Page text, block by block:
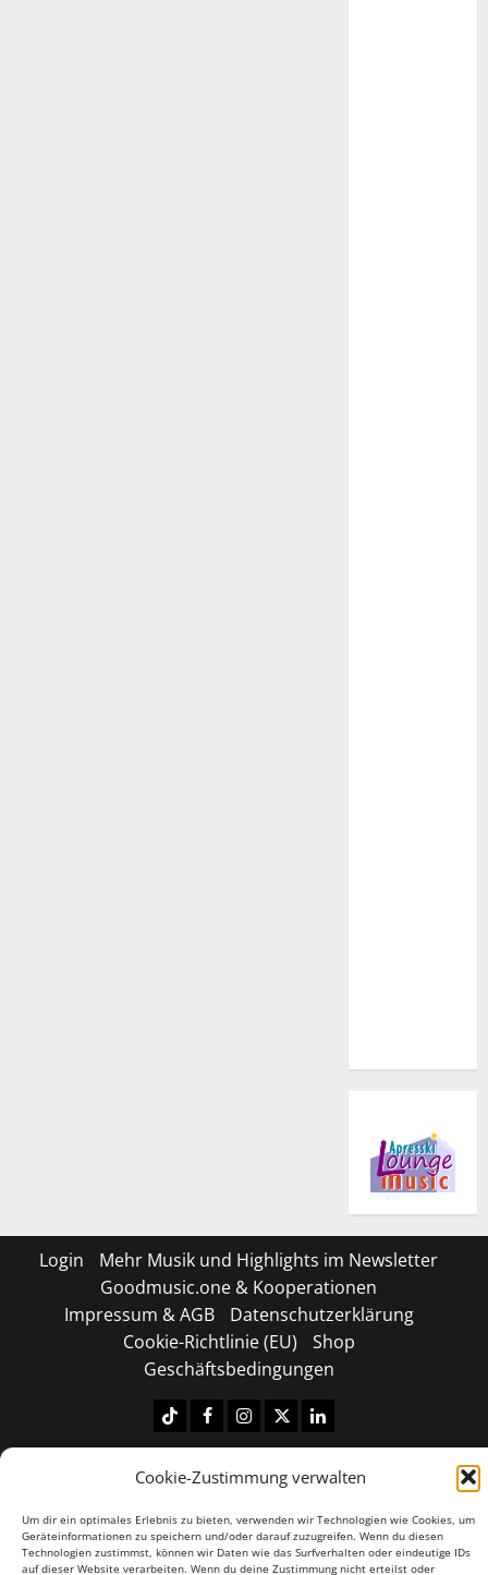
Cookie-Zustimmung verwalten
Um dir ein optimales Erlebnis zu bieten, verwenden wir Technologien wie Cookies, um
Geräteinformationen zu speichern und/oder darauf zuzugreifen. Wenn du diesen
Technologien zustimmst, können wir Daten wie das Surfverhalten oder eindeutige IDs
auf dieser Website verarbeiten. Wenn du deine Zustimmung nicht erteilst oder
Login
Mehr Musik und Highlights im Newsletter
Goodmusic.one & Kooperationen
Impressum & AGB
Datenschutzerklärung
Cookie-Richtlinie (EU)
Shop
Geschäftsbedingungen
TiktokFacebook
Instagram
X LinkedIN
Copyright © 2026 All rights reserved.|MoreNews
by